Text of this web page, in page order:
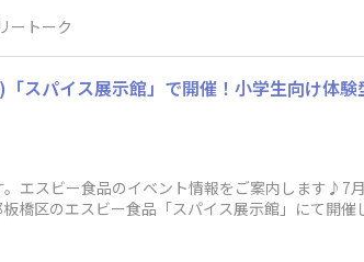
ートーク
。エスビー食品のイベント情報をご案内します♪7
橋区のエスビー食品「スパイス展示館」にて開